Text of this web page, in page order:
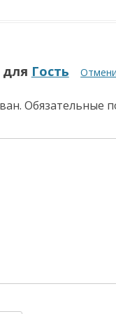
Гость
Обязательные